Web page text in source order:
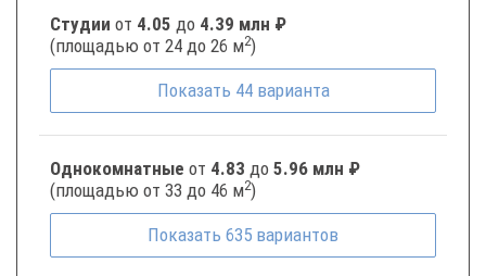
Студии от 4.05 до 4.39 млн ₽
(площадью от 24 до 26 м2)
Показать 44 варианта
Однокомнатные от 4.83 до 5.96 млн ₽
(площадью от 33 до 46 м2)
Показать 635 вариантов